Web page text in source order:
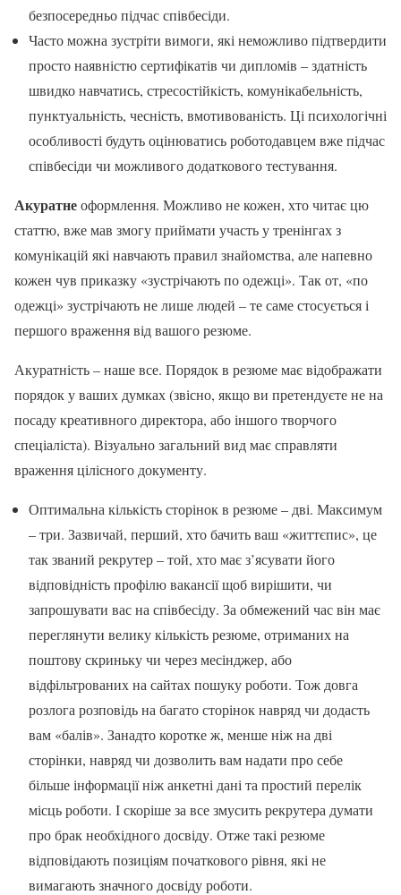
безпосередньо підчас співбесіди.
Часто можна зустріти вимоги, які неможливо підтвердити
просто наявністю сертифікатів чи дипломів – здатність
швидко навчатись, стресостійкість, комунікабельність,
пунктуальність, чесність, вмотивованість. Ці психологічні
особливості будуть оцінюватись роботодавцем вже підчас
співбесіди чи можливого додаткового тестування.
Акуратнеоформлення. Можливо не кожен, хто читає цю
статтю, вже мав змогу приймати участь у тренінгах з
комунікацій які навчають правил знайомства, але напевно
кожен чув приказку «зустрічають по одежці». Так от, «по
одежці» зустрічають не лише людей – те саме стосується і
першого враження від вашого резюме.
Акуратність – наше все. Порядок в резюме має відображати
порядок у ваших думках (звісно, якщо ви претендуєте не на
посаду креативного директора, або іншого творчого
спеціаліста). Візуально загальний вид має справляти
враження цілісного документу.
Оптимальна кількість сторінок в резюме – дві. Максимум
– три. Зазвичай, перший, хто бачить ваш «життєпис», це
так званий рекрутер – той, хто має з’ясувати його
відповідність профілю вакансії щоб вирішити, чи
запрошувати вас на співбесіду. За обмежений час він має
переглянути велику кількість резюме, отриманих на
поштову скриньку чи через месінджер, або
відфільтрованих на сайтах пошуку роботи. Тож довга
розлога розповідь на багато сторінок навряд чи додасть
вам «балів». Занадто коротке ж, менше ніж на дві
сторінки, навряд чи дозволить вам надати про себе
більше інформації ніж анкетні дані та простий перелік
місць роботи. І скоріше за все змусить рекрутера думати
про брак необхідного досвіду. Отже такі резюме
відповідають позиціям початкового рівня, які не
вимагають значного досвіду роботи.